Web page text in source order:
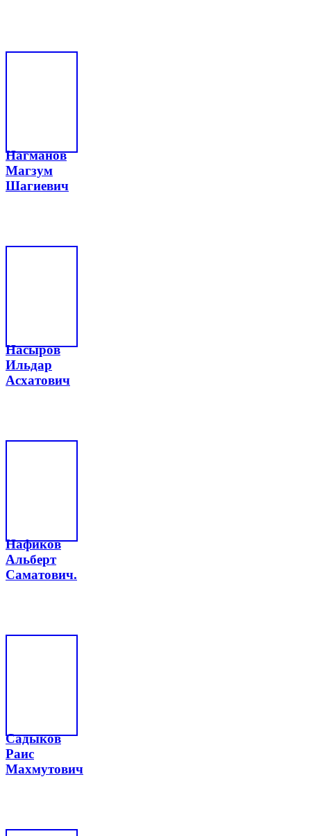
Нагманов
Магзум
Шагиевич
Насыров
Ильдар
Асхатович
Нафиков
Альберт
Саматович.
Садыков
Раис
Махмутович